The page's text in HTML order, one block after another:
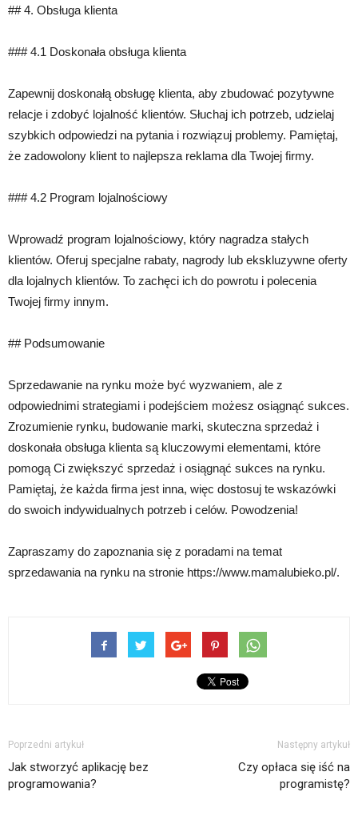
## 4. Obsługa klienta
### 4.1 Doskonała obsługa klienta
Zapewnij doskonałą obsługę klienta, aby zbudować pozytywne
relacje i zdobyć lojalność klientów. Słuchaj ich potrzeb, udzielaj
szybkich odpowiedzi na pytania i rozwiązuj problemy. Pamiętaj,
że zadowolony klient to najlepsza reklama dla Twojej firmy.
### 4.2 Program lojalnościowy
Wprowadź program lojalnościowy, który nagradza stałych
klientów. Oferuj specjalne rabaty, nagrody lub ekskluzywne oferty
dla lojalnych klientów. To zachęci ich do powrotu i polecenia
Twojej firmy innym.
## Podsumowanie
Sprzedawanie na rynku może być wyzwaniem, ale z
odpowiednimi strategiami i podejściem możesz osiągnąć sukces.
Zrozumienie rynku, budowanie marki, skuteczna sprzedaż i
doskonała obsługa klienta są kluczowymi elementami, które
pomogą Ci zwiększyć sprzedaż i osiągnąć sukces na rynku.
Pamiętaj, że każda firma jest inna, więc dostosuj te wskazówki
do swoich indywidualnych potrzeb i celów. Powodzenia!
Zapraszamy do zapoznania się z poradami na temat
sprzedawania na rynku na stronie https://www.mamalubieko.pl/.
Poprzedni artykuł
Jak stworzyć aplikację bez
programowania?
Następny artykuł
Czy opłaca się iść na
programistę?